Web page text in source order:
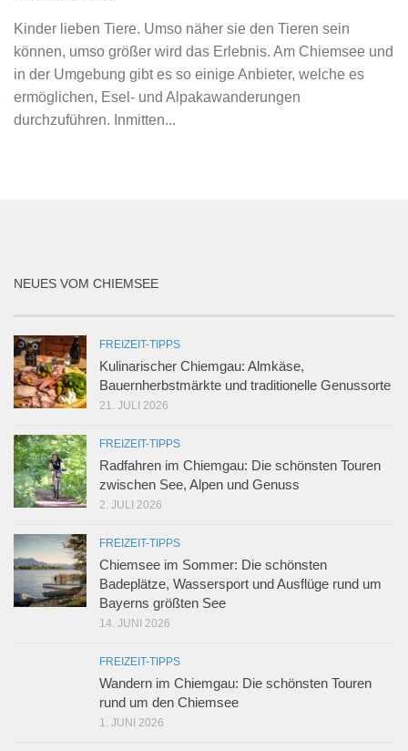
Kinder lieben Tiere. Umso näher sie den Tieren sein
können, umso größer wird das Erlebnis. Am Chiemsee und
in der Umgebung gibt es so einige Anbieter, welche es
ermöglichen, Esel- und Alpakawanderungen
durchzuführen. Inmitten...
NEUES VOM CHIEMSEE
FREIZEIT-TIPPS
Kulinarischer Chiemgau: Almkäse,
Bauernherbstmärkte und traditionelle Genussorte
21. JULI 2026
FREIZEIT-TIPPS
Radfahren im Chiemgau: Die schönsten Touren
zwischen See, Alpen und Genuss
2. JULI 2026
FREIZEIT-TIPPS
Chiemsee im Sommer: Die schönsten
Badeplätze, Wassersport und Ausflüge rund um
Bayerns größten See
14. JUNI 2026
FREIZEIT-TIPPS
Wandern im Chiemgau: Die schönsten Touren
rund um den Chiemsee
1. JUNI 2026